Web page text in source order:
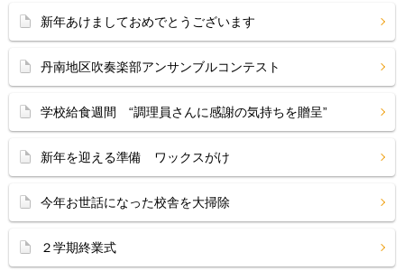
新年あけましておめでとうございます
丹南地区吹奏楽部アンサンブルコンテスト
学校給食週間 “調理員さんに感謝の気持ちを贈呈”
新年を迎える準備 ワックスがけ
今年お世話になった校舎を大掃除
２学期終業式